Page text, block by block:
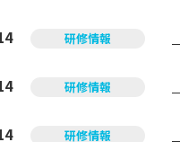
研修情報
研修情報
研修情報